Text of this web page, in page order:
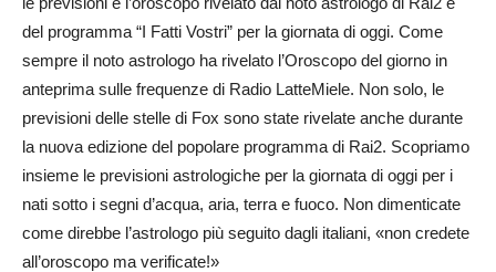
del programma “I Fatti Vostri” per la giornata di oggi. Come
sempre il noto astrologo ha rivelato l’Oroscopo del giorno in
anteprima sulle frequenze di Radio LatteMiele. Non solo, le
previsioni delle stelle di Fox sono state rivelate anche durante
la nuova edizione del popolare programma di Rai2. Scopriamo
insieme le previsioni astrologiche per la giornata di oggi per i
nati sotto i segni d’acqua, aria, terra e fuoco. Non dimenticate
come direbbe l’astrologo più seguito dagli italiani, «non credete
all’oroscopo ma verificate!»